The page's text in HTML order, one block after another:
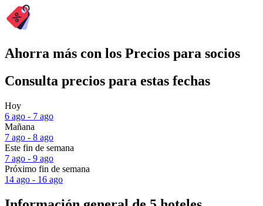
Ahorra más con los Precios para socios
Consulta precios para estas fechas
Hoy
6 ago - 7 ago
Mañana
7 ago - 8 ago
Este fin de semana
7 ago - 9 ago
Próximo fin de semana
14 ago - 16 ago